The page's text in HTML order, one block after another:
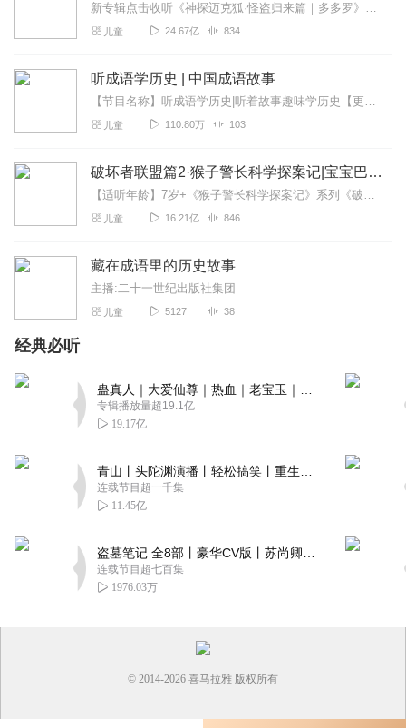
新专辑点击收听《神探迈克狐·怪盗归来篇｜多多罗》！！！>>>点击进入主播橱窗购买《神探迈克狐》系列图书吧!<<<多多罗故事【点击前往】收听多多罗其他好玩有趣的故...
儿童 24.67亿 834
听成语学历史 | 中国成语故事
【节目名称】听成语学历史|听着故事趣味学历史【更新时间】每天早8点准时更新【节目亮点】成语里面加历史，让孩子学习更有趣
儿童 110.80万 103
破坏者联盟篇2·猴子警长科学探案记|宝宝巴士故事
【适听年龄】7岁+《猴子警长科学探案记》系列《破坏者联盟篇1·猴子警长科学探案记》>>>《破坏者联盟篇2·猴子警长科学探案记》>>>《破坏者联盟篇3·猴子警长科...
儿童 16.21亿 846
藏在成语里的历史故事
主播:二十一世纪出版社集团
儿童 5127 38
经典必听
专辑播放量超19.1亿
19.17亿
连载节目超一千集
11.45亿
连载节目超七百集
1976.03万
© 2014-2026 喜马拉雅 版权所有